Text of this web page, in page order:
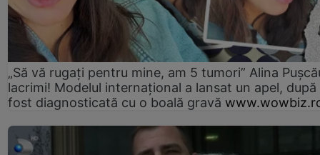
„Să vă rugați pentru mine, am 5 tumori” Alina
lacrimi! Modelul internațional a lansat un apel, după
fost diagnosticată cu o boală gravă